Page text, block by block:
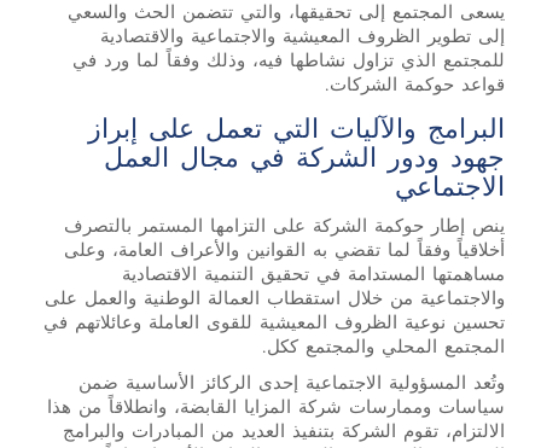
يسعى المجتمع إلى تحقيقها، والتي تتضمن الحث والسعي
إلى تطوير الظروف المعيشية والاجتماعية والاقتصادية
للمجتمع الذي تزاول نشاطها فيه، وذلك وفقاً لما ورد في
قواعد حوكمة الشركات.
البرامج والآليات التي تعمل على إبراز
جهود ودور الشركة في مجال العمل
الاجتماعي
ينص إطار حوكمة الشركة على التزامها المستمر بالتصرف
أخلاقياً وفقاً لما تقضي به القوانين والأعراف العامة، وعلى
مساهمتها المستدامة في تحقيق التنمية الاقتصادية
والاجتماعية من خلال استقطاب العمالة الوطنية والعمل على
تحسين نوعية الظروف المعيشية للقوى العاملة وعائلاتهم في
المجتمع المحلي والمجتمع ككل.
وتُعد المسؤولية الاجتماعية إحدى الركائز الأساسية ضمن
سياسات وممارسات شركة المزايا القابضة، وانطلاقاً من هذا
الالتزام، تقوم الشركة بتنفيذ العديد من المبادرات والبرامج